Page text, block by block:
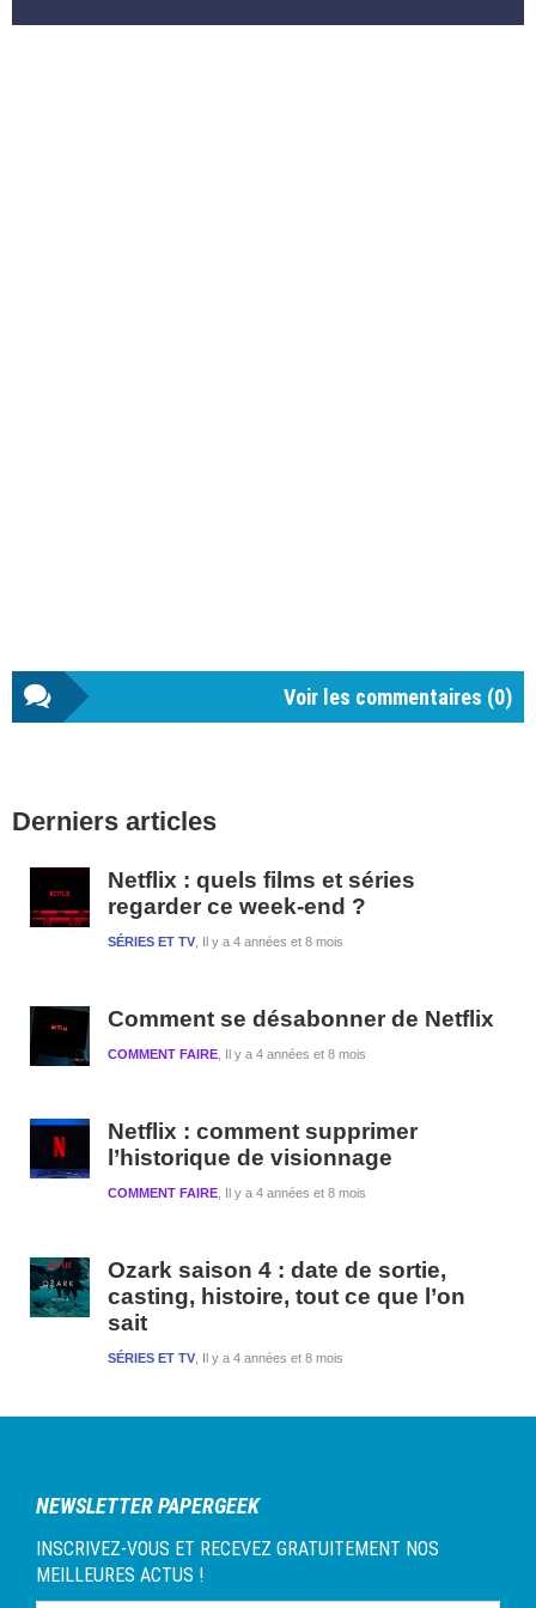
Voir les commentaires (0)
latérale
Derniers articles
Netflix : quels films et séries
regarder ce week-end ?
Il y a 4 années et 8 mois
SÉRIES ET TV
Comment se désabonner de Netflix
Il y a 4 années et 8 mois
COMMENT FAIRE
Netflix : comment supprimer
l’historique de visionnage
Il y a 4 années et 8 mois
COMMENT FAIRE
Ozark saison 4 : date de sortie,
casting, histoire, tout ce que l’on
sait
Il y a 4 années et 8 mois
SÉRIES ET TV
NEWSLETTER PAPERGEEK
INSCRIVEZ-VOUS ET RECEVEZ GRATUITEMENT NOS
MEILLEURES ACTUS !